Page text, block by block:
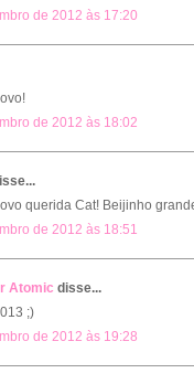
de 2012 às 17:20
de 2012 às 18:02
querida Cat! Beijinho
de 2012 às 18:51
Atomic disse...
;)
de 2012 às 19:28